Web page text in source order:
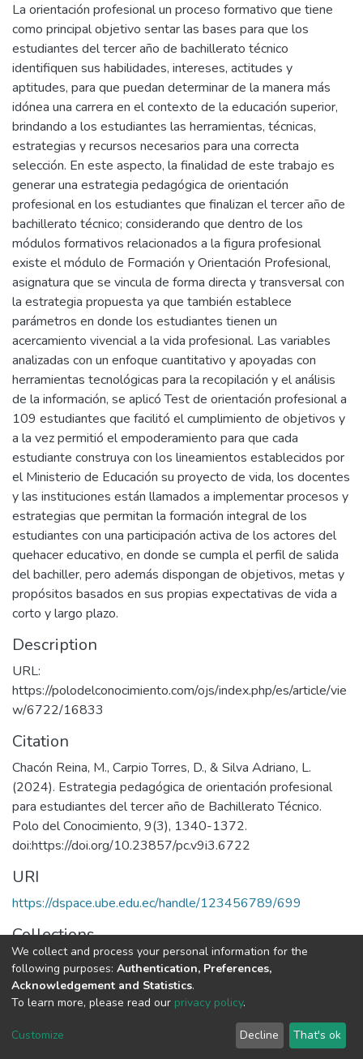
La orientación profesional un proceso formativo que tiene
como principal objetivo sentar las bases para que los
estudiantes del tercer año de bachillerato técnico
identifiquen sus habilidades, intereses, actitudes y
aptitudes, para que puedan determinar de la manera más
idónea una carrera en el contexto de la educación superior,
brindando a los estudiantes las herramientas, técnicas,
estrategias y recursos necesarios para una correcta
selección. En este aspecto, la finalidad de este trabajo es
generar una estrategia pedagógica de orientación
profesional en los estudiantes que finalizan el tercer año de
bachillerato técnico; considerando que dentro de los
módulos formativos relacionados a la figura profesional
existe el módulo de Formación y Orientación Profesional,
asignatura que se vincula de forma directa y transversal con
la estrategia propuesta ya que también establece
parámetros en donde los estudiantes tienen un
acercamiento vivencial a la vida profesional. Las variables
analizadas con un enfoque cuantitativo y apoyadas con
herramientas tecnológicas para la recopilación y el análisis
de la información, se aplicó Test de orientación profesional a
109 estudiantes que facilitó el cumplimiento de objetivos y
a la vez permitió el empoderamiento para que cada
estudiante construya con los lineamientos establecidos por
el Ministerio de Educación su proyecto de vida, los docentes
y las instituciones están llamados a implementar procesos y
estrategias que permitan la formación integral de los
estudiantes con una participación activa de los actores del
quehacer educativo, en donde se cumpla el perfil de salida
del bachiller, pero además dispongan de objetivos, metas y
propósitos basados en sus propias expectativas de vida a
corto y largo plazo.
Description
URL:
https://polodelconocimiento.com/ojs/index.php/es/article/vie
w/6722/16833
Citation
Chacón Reina, M., Carpio Torres, D., & Silva Adriano, L.
(2024). Estrategia pedagógica de orientación profesional
para estudiantes del tercer año de Bachillerato Técnico.
Polo del Conocimiento, 9(3), 1340-1372.
doi:https://doi.org/10.23857/pc.v9i3.6722
URI
https://dspace.ube.edu.ec/handle/123456789/699
Collections
Artículos Científicos
Full item page
copyright © 2002-2026LYRASIS
We collect and process your personal information for the
following purposes: Authentication, Preferences,
Acknowledgement and Statistics.
To learn more, please read our privacy policy.
Customize Decline That's ok